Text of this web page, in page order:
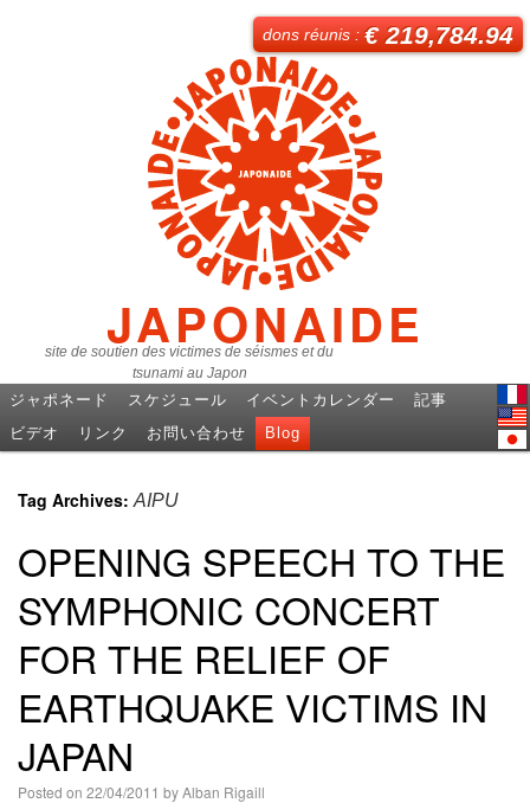
JAPONAIDE
site de soutien des victimes de séismes et du
tsunami au Japon
dons réunis :€ 219,784.94
ジャポネード スケジュール イベントカレンダー
記事
ビデオ
リンク お問い合わせ Blog
Tag Archives:AIPU
OPENING SPEECH TO THE
SYMPHONIC CONCERT
FOR THE RELIEF OF
EARTHQUAKE VICTIMS IN
JAPAN
Posted on 22/04/2011 byAlban Rigaill